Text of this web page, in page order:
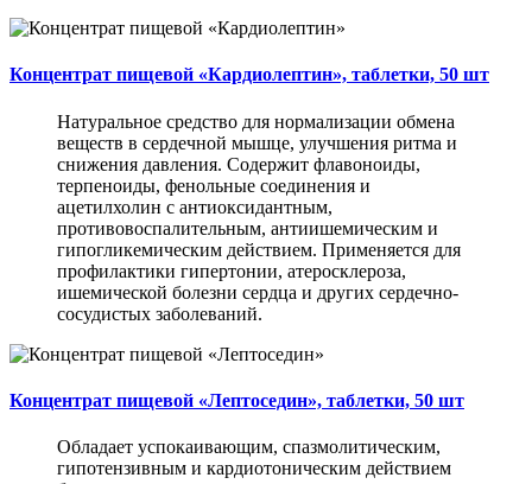
Концентрат пищевой «Кардиолептин», таблетки, 50 шт
Натуральное средство для нормализации обмена
веществ в сердечной мышце, улучшения ритма и
снижения давления. Содержит флавоноиды,
терпеноиды, фенольные соединения и
ацетилхолин с антиоксидантным,
противовоспалительным, антиишемическим и
гипогликемическим действием. Применяется для
профилактики гипертонии, атеросклероза,
ишемической болезни сердца и других сердечно-
сосудистых заболеваний.
Концентрат пищевой «Лептоседин», таблетки, 50 шт
Обладает успокаивающим, спазмолитическим,
гипотензивным и кардиотоническим действием